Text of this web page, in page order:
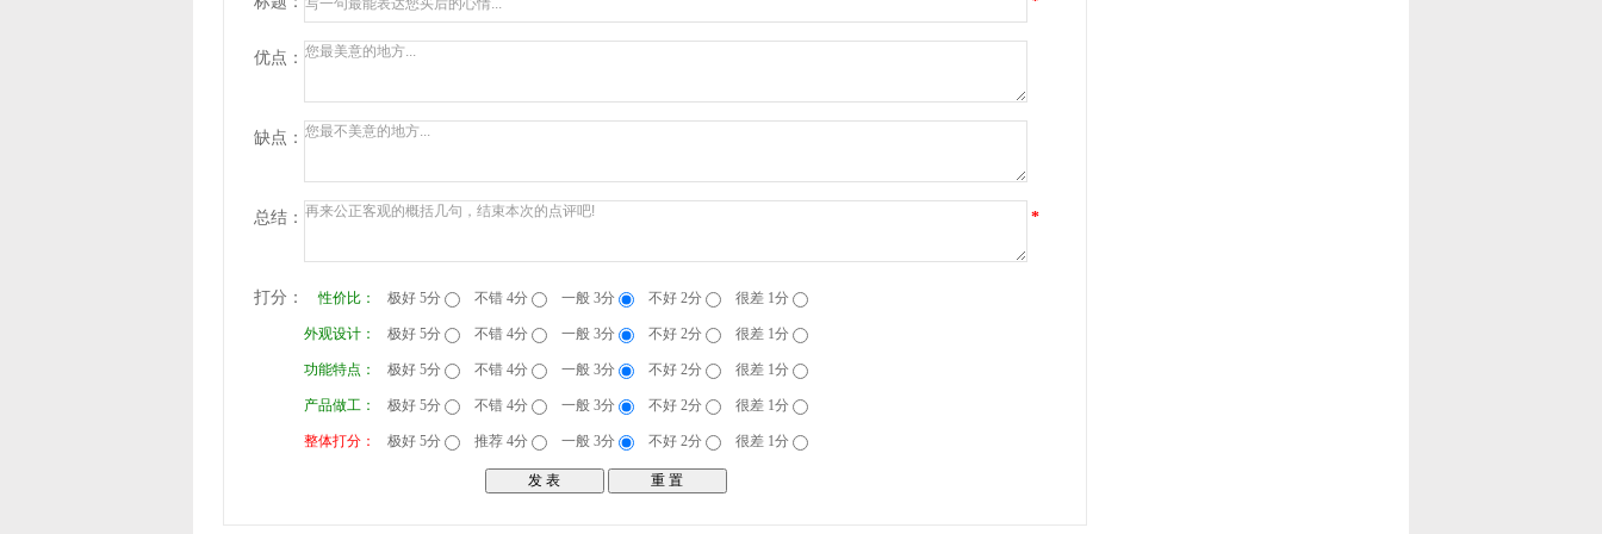
优点：
缺点：
总结： *
打分： 性价比： 极好 5分 不错 4分 一般 3分 不好 2分 很差 1分
外观设计： 极好 5分 不错 4分 一般 3分 不好 2分 很差 1分
功能特点： 极好 5分 不错 4分 一般 3分 不好 2分 很差 1分
产品做工： 极好 5分 不错 4分 一般 3分 不好 2分 很差 1分
整体打分： 极好 5分 推荐 4分 一般 3分 不好 2分 很差 1分